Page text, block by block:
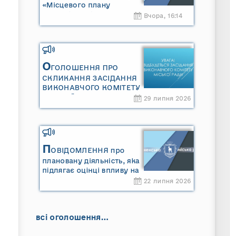
«Місцевого плану
Сарненської міської
та «Звіту про стратегічну
екологічну оцінку
«Місцевого плану
управління відходами
Сарненської міської
територіальної громади»
Вчора, 16:14
ОГОЛОШЕННЯ ПРО
СКЛИКАННЯ ЗАСІДАННЯ
ВИКОНАВЧОГО КОМІТЕТУ
МІСЬКОЇ РАДИ
29 липня 2026
ПОВІДОМЛЕННЯ про
плановану діяльність, яка
підлягає оцінці впливу на
довкілля ТОВАРИСТВО З
ОБМЕЖЕНОЮ
22 липня 2026
всі оголошення...